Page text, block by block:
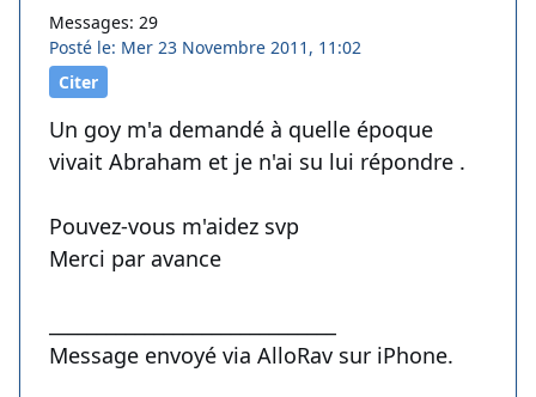
Messages: 29
Posté le: Mer 23 Novembre 2011, 11:02
Citer
Un goy m'a demandé à quelle époque
vivait Abraham et je n'ai su lui répondre .
Pouvez-vous m'aidez svp
Merci par avance
Message envoyé via AlloRav sur iPhone.